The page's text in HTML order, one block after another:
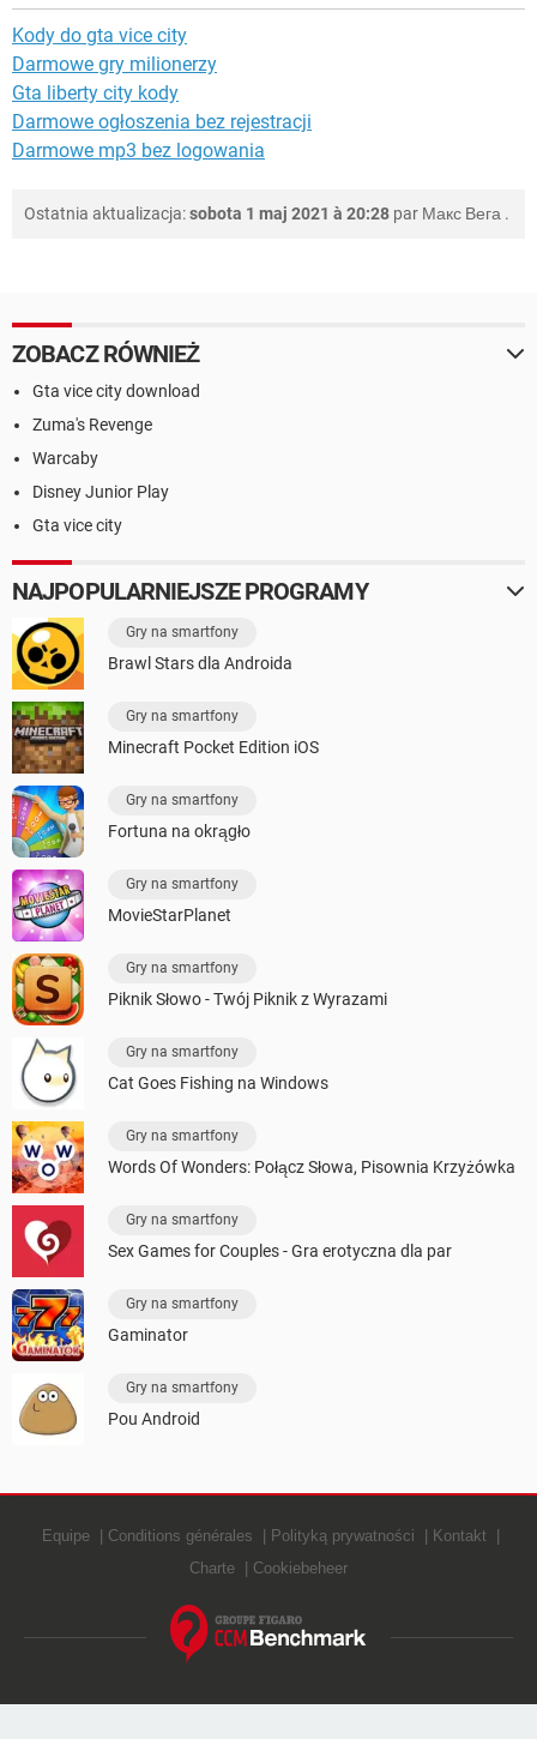
Kody do gta vice city
Darmowe gry milionerzy
Gta liberty city kody
Darmowe ogłoszenia bez rejestracji
Darmowe mp3 bez logowania
Ostatnia aktualizacja:sobota 1 maj 2021 à 20:28 par Макс Вега .
ZOBACZ RÓWNIEŻ
Gta vice city download
Zuma's Revenge
Warcaby
Disney Junior Play
Gta vice city
NAJPOPULARNIEJSZE PROGRAMY
Gry na smartfony
Brawl Stars dla Androida
Gry na smartfony
Minecraft Pocket Edition iOS
Gry na smartfony
Fortuna na okrągło
Gry na smartfony
MovieStarPlanet
Gry na smartfony
Piknik Słowo - Twój Piknik z Wyrazami
Gry na smartfony
Cat Goes Fishing na Windows
Gry na smartfony
Words Of Wonders: Połącz Słowa, Pisownia Krzyżówka
Gry na smartfony
Sex Games for Couples - Gra erotyczna dla par
Gry na smartfony
Gaminator
Gry na smartfony
Pou Android
Equipe Conditions générales Polityką prywatności
Kontakt
Charte
Cookiebeheer